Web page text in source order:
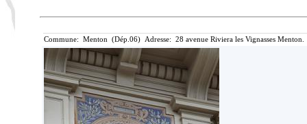
Commune: Menton (Dép.06) Adresse: 28 avenue Riviera les Vignasses